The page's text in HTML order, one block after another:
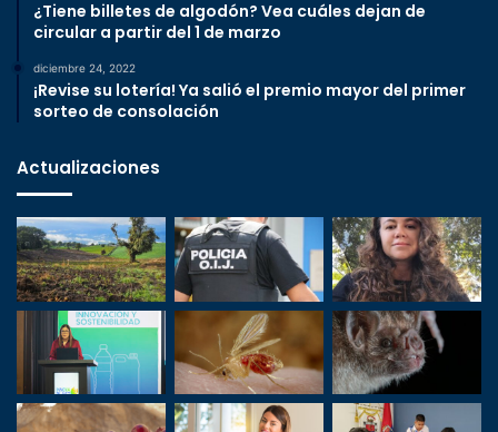
¿Tiene billetes de algodón? Vea cuáles dejan de
circular a partir del 1 de marzo
diciembre 24, 2022
¡Revise su lotería! Ya salió el premio mayor del primer
sorteo de consolación
Actualizaciones